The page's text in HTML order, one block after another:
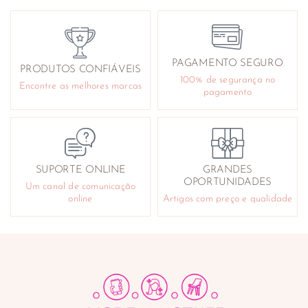
PRODUTOS CONFIÁVEIS
Encontre as melhores marcas
PAGAMENTO SEGURO
100% de segurança no
pagamento
SUPORTE ONLINE
Um canal de comunicação
online
GRANDES
OPORTUNIDADES
Artigos com preço e qualidade